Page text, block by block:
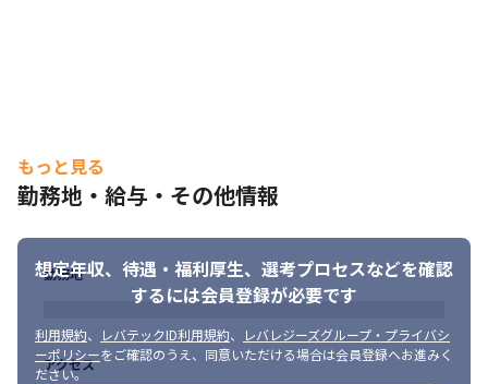
もっと見る
勤務地・給与・その他情報
想定年収、待遇・福利厚生、 選考プロセスなどを確認
するには会員登録が必要です
利用規約、 レバテックID利用規約、
レバレジーズグループ・プライバシ
ーポリシーをご確認のうえ、同意いただける場合は会員登録へお進みく
ださい。
勤務地
アクセス